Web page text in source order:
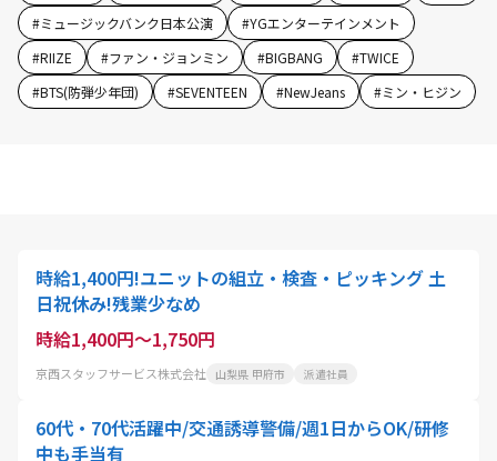
#ミュージックバンク日本公演 #YGエンターテインメント
#RIIZE #ファン・ジョンミン #BIGBANG #TWICE
#BTS(防弾少年団) #SEVENTEEN #NewJeans #ミン・ヒジン
時給1,400円!ユニットの組立・検査・ピッキング 土
日祝休み!残業少なめ
時給1,400円～1,750円
京西スタッフサービス株式会社 山梨県 甲府市 派遣社員
60代・70代活躍中/交通誘導警備/週1日からOK/研修
中も手当有